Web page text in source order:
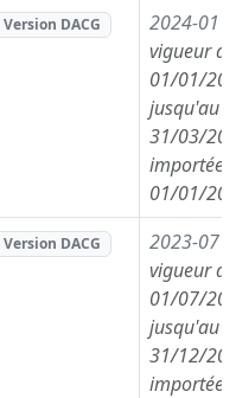
Version DACG 2024-01
vigueur
01/01/
jusqu'au
31/03/
importée
01/01/
Version DACG 2023-07
vigueur
01/07/
jusqu'au
31/12/
importée